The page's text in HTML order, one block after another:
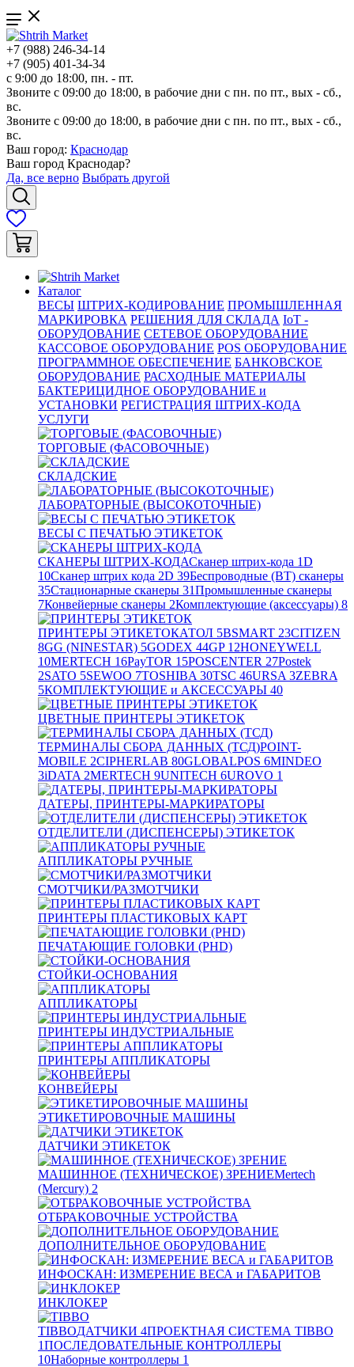
+7 (988) 246-34-14
+7 (905) 401-34-34
с 9:00 до 18:00, пн. - пт.
Звоните с 09:00 до 18:00, в рабочие дни с пн. по пт., вых - сб.,
вс.
Звоните с 09:00 до 18:00, в рабочие дни с пн. по пт., вых - сб.,
вс.
Ваш город: Краснодар
Ваш город Краснодар?
Да, все верно Выбрать другой
Каталог
ВЕСЫ ШТРИХ-КОДИРОВАНИЕ ПРОМЫШЛЕННАЯ
МАРКИРОВКА РЕШЕНИЯ ДЛЯ СКЛАДА IoT -
ОБОРУДОВАНИЕ СЕТЕВОЕ ОБОРУДОВАНИЕ
КАССОВОЕ ОБОРУДОВАНИЕ POS ОБОРУДОВАНИЕ
ПРОГРАММНОЕ ОБЕСПЕЧЕНИЕ БАНКОВСКОЕ
ОБОРУДОВАНИЕ РАСХОДНЫЕ МАТЕРИАЛЫ
БАКТЕРИЦИДНОЕ ОБОРУДОВАНИЕ и
УСТАНОВКИ РЕГИСТРАЦИЯ ШТРИХ-КОДА
УСЛУГИ
ТОРГОВЫЕ (ФАСОВОЧНЫЕ)
СКЛАДСКИЕ
ЛАБОРАТОРНЫЕ (ВЫСОКОТОЧНЫЕ)
ВЕСЫ С ПЕЧАТЬЮ ЭТИКЕТОК
СКАНЕРЫ ШТРИХ-КОДАСканер штрих-кода 1D
10Сканер штрих кода 2D 39Беспроводные (BT) сканеры
35Стационарные сканеры 31Промышленные сканеры
7Конвейерные сканеры 2Комплектующие (аксессуары) 8
ПРИНТЕРЫ ЭТИКЕТОКАТОЛ 5BSMART 23CITIZEN
8GG (NINESTAR) 5GODEX 44GP12HONEYWELL
10MERTECH 16PayTOR 15POSCENTER 27Postek
2SATO 5SEWOO 7TOSHIBA 30TSC 46URSA 3ZEBRA
5КОМПЛЕКТУЮЩИЕ и АКСЕССУАРЫ 40
ЦВЕТНЫЕ ПРИНТЕРЫ ЭТИКЕТОК
ТЕРМИНАЛЫ СБОРА ДАННЫХ (ТСД)POINT-
MOBILE 2CIPHERLAB 80GLOBALPOS 6MINDEO
3iDATA 2MERTECH 9UNITECH 6UROVO 1
ДАТЕРЫ, ПРИНТЕРЫ-МАРКИРАТОРЫ
ОТДЕЛИТЕЛИ (ДИСПЕНСЕРЫ) ЭТИКЕТОК
АППЛИКАТОРЫ РУЧНЫЕ
СМОТЧИКИ/РАЗМОТЧИКИ
ПРИНТЕРЫ ПЛАСТИКОВЫХ КАРТ
ПЕЧАТАЮЩИЕ ГОЛОВКИ (PHD)
СТОЙКИ-ОСНОВАНИЯ
АППЛИКАТОРЫ
ПРИНТЕРЫ ИНДУСТРИАЛЬНЫЕ
ПРИНТЕРЫ АППЛИКАТОРЫ
КОНВЕЙЕРЫ
ЭТИКЕТИРОВОЧНЫЕ МАШИНЫ
ДАТЧИКИ ЭТИКЕТОК
МАШИННОЕ (ТЕХНИЧЕСКОЕ) ЗРЕНИЕMertech
(Mercury) 2
ОТБРАКОВОЧНЫЕ УСТРОЙСТВА
ДОПОЛНИТЕЛЬНОЕ ОБОРУДОВАНИЕ
ИНФОСКАН: ИЗМЕРЕНИЕ ВЕСА и ГАБАРИТОВ
ИНКЛОКЕР
TIBBOДАТЧИКИ 4ПРОЕКТНАЯ СИСТЕМА TIBBO
1ПОСЛЕДОВАТЕЛЬНЫЕ КОНТРОЛЛЕРЫ
10Наборные контроллеры 1